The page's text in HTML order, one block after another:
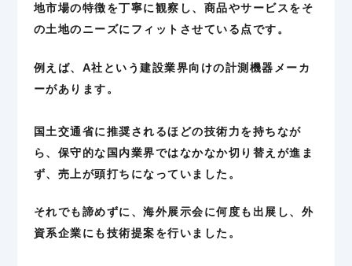
地市場の特徴を丁寧に観察し、商品やサービスをそ
の土地のニーズにフィットさせている点です。
例えば、A社という建設業界向けの計測機器メーカ
ーがあります。
国土交通省に推奨されるほどの技術力を持ちなが
ら、保守的な国内業界ではなかなか切り替えが進ま
ず、売上が頭打ちになっていました。
それでも諦めずに、海外展示会に何度も出展し、外
資系企業にも技術提案を行いました。